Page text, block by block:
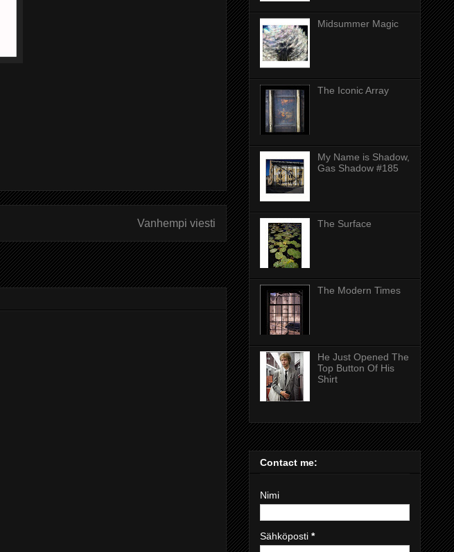
Vanhempi viesti
Midsummer Magic
The Iconic Array
My Name is Shadow,
Gas Shadow #185
The Surface
The Modern Times
He Just Opened The
Top Button Of His
Shirt
Contact me:
Nimi
Sähköposti *